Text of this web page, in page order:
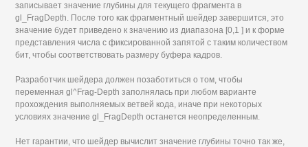
записывает значение глубины для текущего фрагмента в
gl_FragDepth. После того как фрагментный шейдер завершится, это
значение будет приведено к значению из диапазона [0,1 ] и к форме
представления числа с фиксированной запятой с таким количеством
бит, чтобы соответствовать размеру буфера кадров.
Разработчик шейдера должен позаботиться о том, чтобы
переменная gl^Frag-Depth заполнялась при любом варианте
прохождения выполняемых ветвей кода, иначе при некоторых
условиях значение gl_FragDepth останется неопределенным.
Нет гарантии, что шейдер вычислит значение глубины точно так же,